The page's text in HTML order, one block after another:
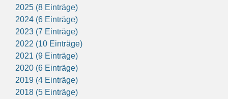
2025 (8 Einträge)
2024 (6 Einträge)
2023 (7 Einträge)
2022 (10 Einträge)
2021 (9 Einträge)
2020 (6 Einträge)
2019 (4 Einträge)
2018 (5 Einträge)